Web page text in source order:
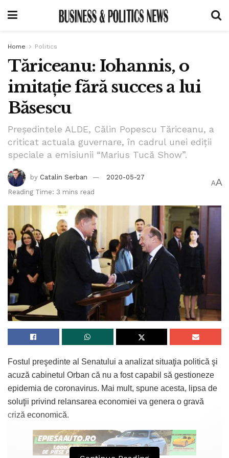
Home Politics
Tăriceanu: Iohannis, o
imitație fără succes a lui
Băsescu
Preşedintele ALDE, Călin Popescu Tăriceanu, a
criticat actuala guvernare, în cadrul unei ediţii
speciale a emisiunii “Marius Tucă Show”.
by Catalin Serban
2020-05-27
Reading Time: 3 mins read
AA
Fostul preşedinte al Senatului a analizat situaţia politică şi
acuză cabinetul Orban că nu a fost capabil să gestioneze
epidemia de coronavirus. Mai mult, spune acesta, lipsa de
soluţii privind relansarea economiei va genera o gravă
criză economică.